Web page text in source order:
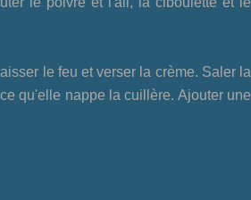
le feu et verser la crème. Saler la
qu'elle nappe la cuillère. Ajouter une